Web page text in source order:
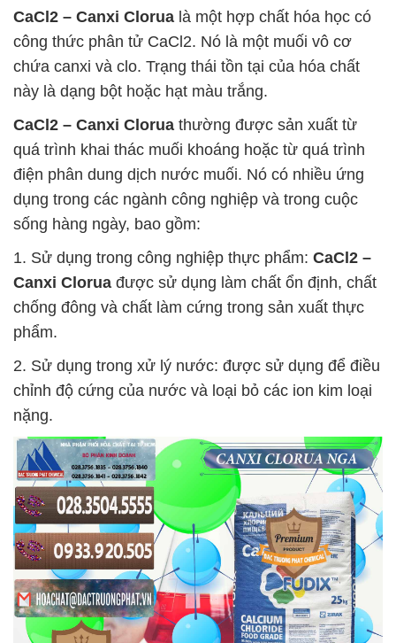
CaCl2 – Canxi Clorua là một hợp chất hóa học có
công thức phân tử CaCl2. Nó là một muối vô cơ
chứa canxi và clo. Trạng thái tồn tại của hóa chất
này là dạng bột hoặc hạt màu trắng.
CaCl2 – Canxi Clorua thường được sản xuất từ
quá trình khai thác muối khoáng hoặc từ quá trình
điện phân dung dịch nước muối. Nó có nhiều ứng
dụng trong các ngành công nghiệp và trong cuộc
sống hàng ngày, bao gồm:
1. Sử dụng trong công nghiệp thực phẩm: CaCl2 –
Canxi Clorua được sử dụng làm chất ổn định, chất
chống đông và chất làm cứng trong sản xuất thực
phẩm.
2. Sử dụng trong xử lý nước: được sử dụng để điều
chỉnh độ cứng của nước và loại bỏ các ion kim loại
nặng.